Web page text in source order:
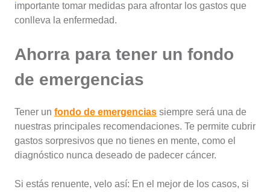
importante tomar medidas para afrontar los gastos que
conlleva la enfermedad.
Ahorra para tener un fondo
de emergencias
Tener un fondo de emergencias siempre será una de
nuestras principales recomendaciones. Te permite cubrir
gastos sorpresivos que no tienes en mente, como el
diagnóstico nunca deseado de padecer cáncer.
Si estás renuente, velo así: En el mejor de los casos, si